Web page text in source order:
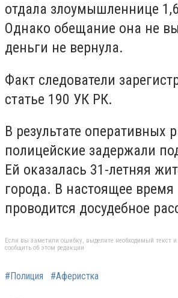
отдала злоумышленнице
Однако обещание она не
деньги не вернула.
Факт следователи
статье 190 УК РК.
В результате оперативных
полицейские задержали
Ей оказалась 31-летняя
города. В настоящее время
проводится досудебное
Если вы заметили ошибку, выделите необходимый текст
сообщить об этом редакции
#Полиция #Аферистка